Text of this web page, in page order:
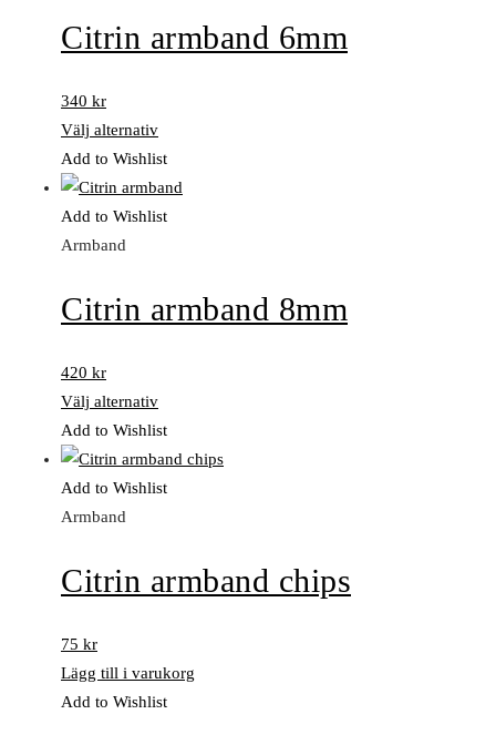
Citrin armband 6mm
340 kr
Välj alternativ
Add to Wishlist
Add to Wishlist
Armband
Citrin armband 8mm
420 kr
Välj alternativ
Add to Wishlist
Add to Wishlist
Armband
Citrin armband chips
75 kr
Lägg till i varukorg
Add to Wishlist